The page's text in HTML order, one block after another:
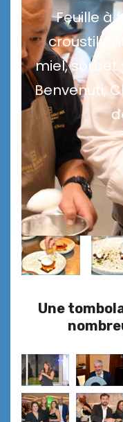
Feuille à
miel, sorbet
Benvenuti,
Une